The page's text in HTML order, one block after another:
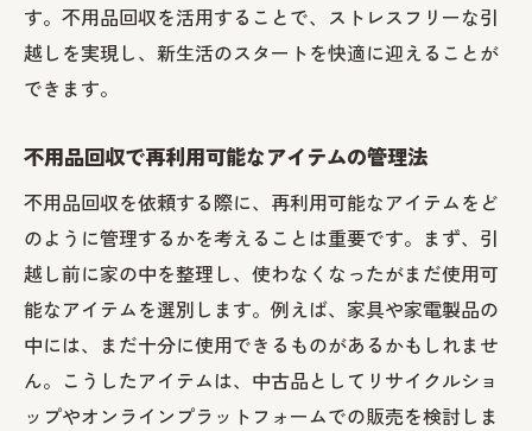
練馬区の不用品回収サービスで引越し準備を効
率化する
練馬区の不用品回収サービスの特徴
律
不用品回収を効率化するための事前準備
練馬区での引越し時に利用可能な不用品回
収サービス
不用品回収サービスを選ぶ際の重要ポイン
ト
す。不用品回収を活用することで、ストレスフリーな引
越しを実現し、新生活のスタートを快適に迎えることが
できます。
不用品回収で再利用可能なアイテムの管理法
不用品回収を依頼する際に、再利用可能なアイテムをど
のように管理するかを考えることは重要です。まず、引
越し前に家の中を整理し、使わなくなったがまだ使用可
能なアイテムを選別します。例えば、家具や家電製品の
中には、まだ十分に使用できるものがあるかもしれませ
ん。こうしたアイテムは、中古品としてリサイクルショ
ップやオンラインプラットフォームでの販売を検討しま